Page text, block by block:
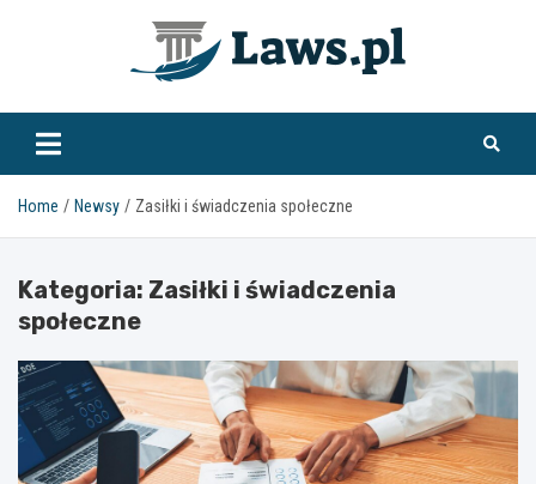
www.laws.pl
Home Newsy Zasiłki i świadczenia społeczne
Kategoria: Zasiłki i świadczenia
społeczne